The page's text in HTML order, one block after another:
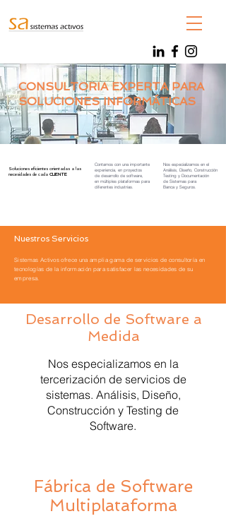
CONSULTORIAEXPERTA PARA
SOLUCIONES INFORMÁTICAS
Soluciones eficientes orientadas a las
necesidades de cada CLIENTE
Contamos con una importante
experiencia, en proyectos
de desarrollo de software,
en múltiples plataformas para
diferentes industrias.
Nos especializamos en el
Análisis, Diseño, Construcción
Testing y Documentación
de Sistemas para
Banca y Seguros.
Nuestros Servicios
Sistemas Activos ofrece una amplia gama de servicios de consultoría en
tecnologías de la información para satisfacer las necesidades de su
empresa.
Desarrollo de Software a
Medida
Nos especializamos en la
tercerización de servicios de
sistemas. Análisis, Diseño,
Construcción y Testing de
Software.
Fábrica de Software
Multiplataforma